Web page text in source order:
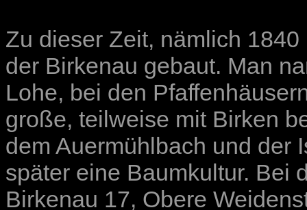
Zu dieser Zeit, nämlich
der Birkenau gebaut. Man
Lohe, bei den
große, teilweise mit Birken
dem Auermühlbach und der
später eine Baumkultur. Bei
Birkenau 17, Obere